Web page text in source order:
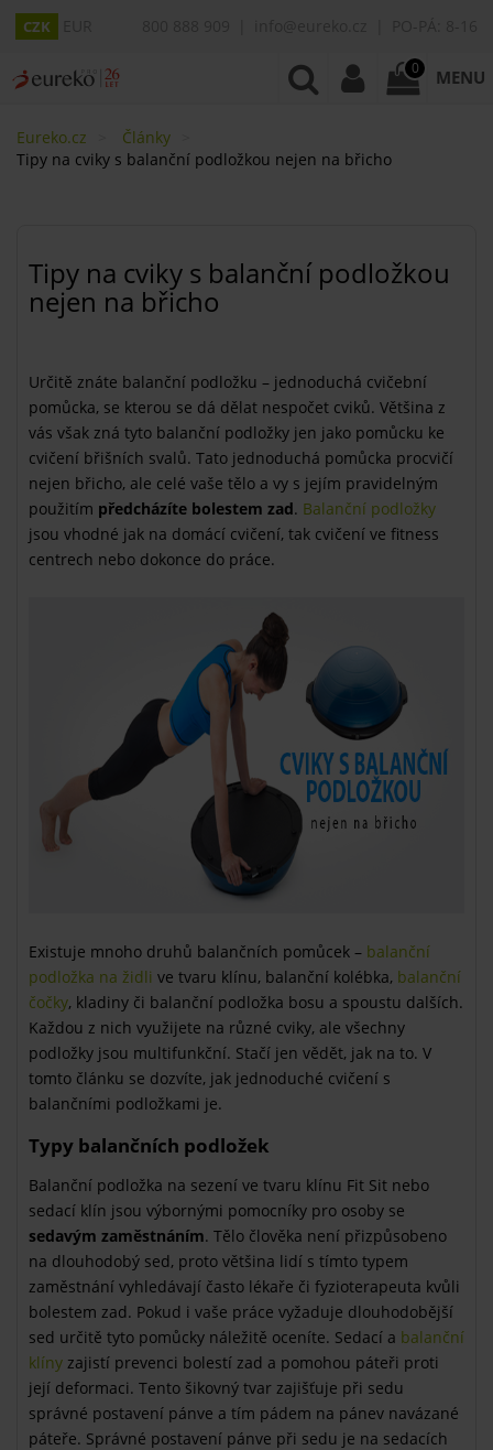
CZK
0 MENU
Eureko.cz
Články
Tipy na cviky s balanční podložkou nejen na břicho
Tipy na cviky s balanční podložkou
nejen na břicho
Určitě znáte balanční podložku – jednoduchá cvičební
pomůcka, se kterou se dá dělat nespočet cviků. Většina z
vás však zná tyto balanční podložky jen jako pomůcku ke
cvičení břišních svalů. Tato jednoduchá pomůcka procvičí
nejen břicho, ale celé vaše tělo a vy s jejím pravidelným
použitím předcházíte bolestem zad. Balanční podložky
jsou vhodné jak na domácí cvičení, tak cvičení ve fitness
centrech nebo dokonce do práce.
Existuje mnoho druhů balančních pomůcek – balanční
podložka na židli ve tvaru klínu, balanční kolébka, balanční
čočky, kladiny či balanční podložka bosu a spoustu dalších.
Každou z nich využijete na různé cviky, ale všechny
podložky jsou multifunkční. Stačí jen vědět, jak na to. V
tomto článku se dozvíte, jak jednoduché cvičení s
balančními podložkami je.
Typy balančních podložek
Balanční podložka na sezení ve tvaru klínu Fit Sit nebo
sedací klín jsou výbornými pomocníky pro osoby se
sedavým zaměstnáním. Tělo člověka není přizpůsobeno
na dlouhodobý sed, proto většina lidí s tímto typem
zaměstnání vyhledávají často lékaře či fyzioterapeuta kvůli
bolestem zad. Pokud i vaše práce vyžaduje dlouhodobější
sed určitě tyto pomůcky náležitě oceníte. Sedací a balanční
klíny zajistí prevenci bolestí zad a pomohou páteři proti
její deformaci. Tento šikovný tvar zajišťuje při sedu
správné postavení pánve a tím pádem na pánev navázané
páteře. Správné postavení pánve při sedu je na sedacích